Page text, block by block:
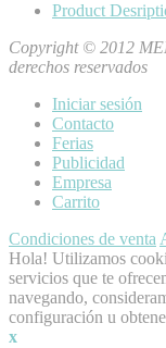
Product
Copyright © 2012
derechos reservados
Iniciar sesión
Contacto
Ferias
Publicidad
Empresa
Carrito
Condiciones de venta
Hola! Utilizamos
servicios que te
navegando,
configuración u
x